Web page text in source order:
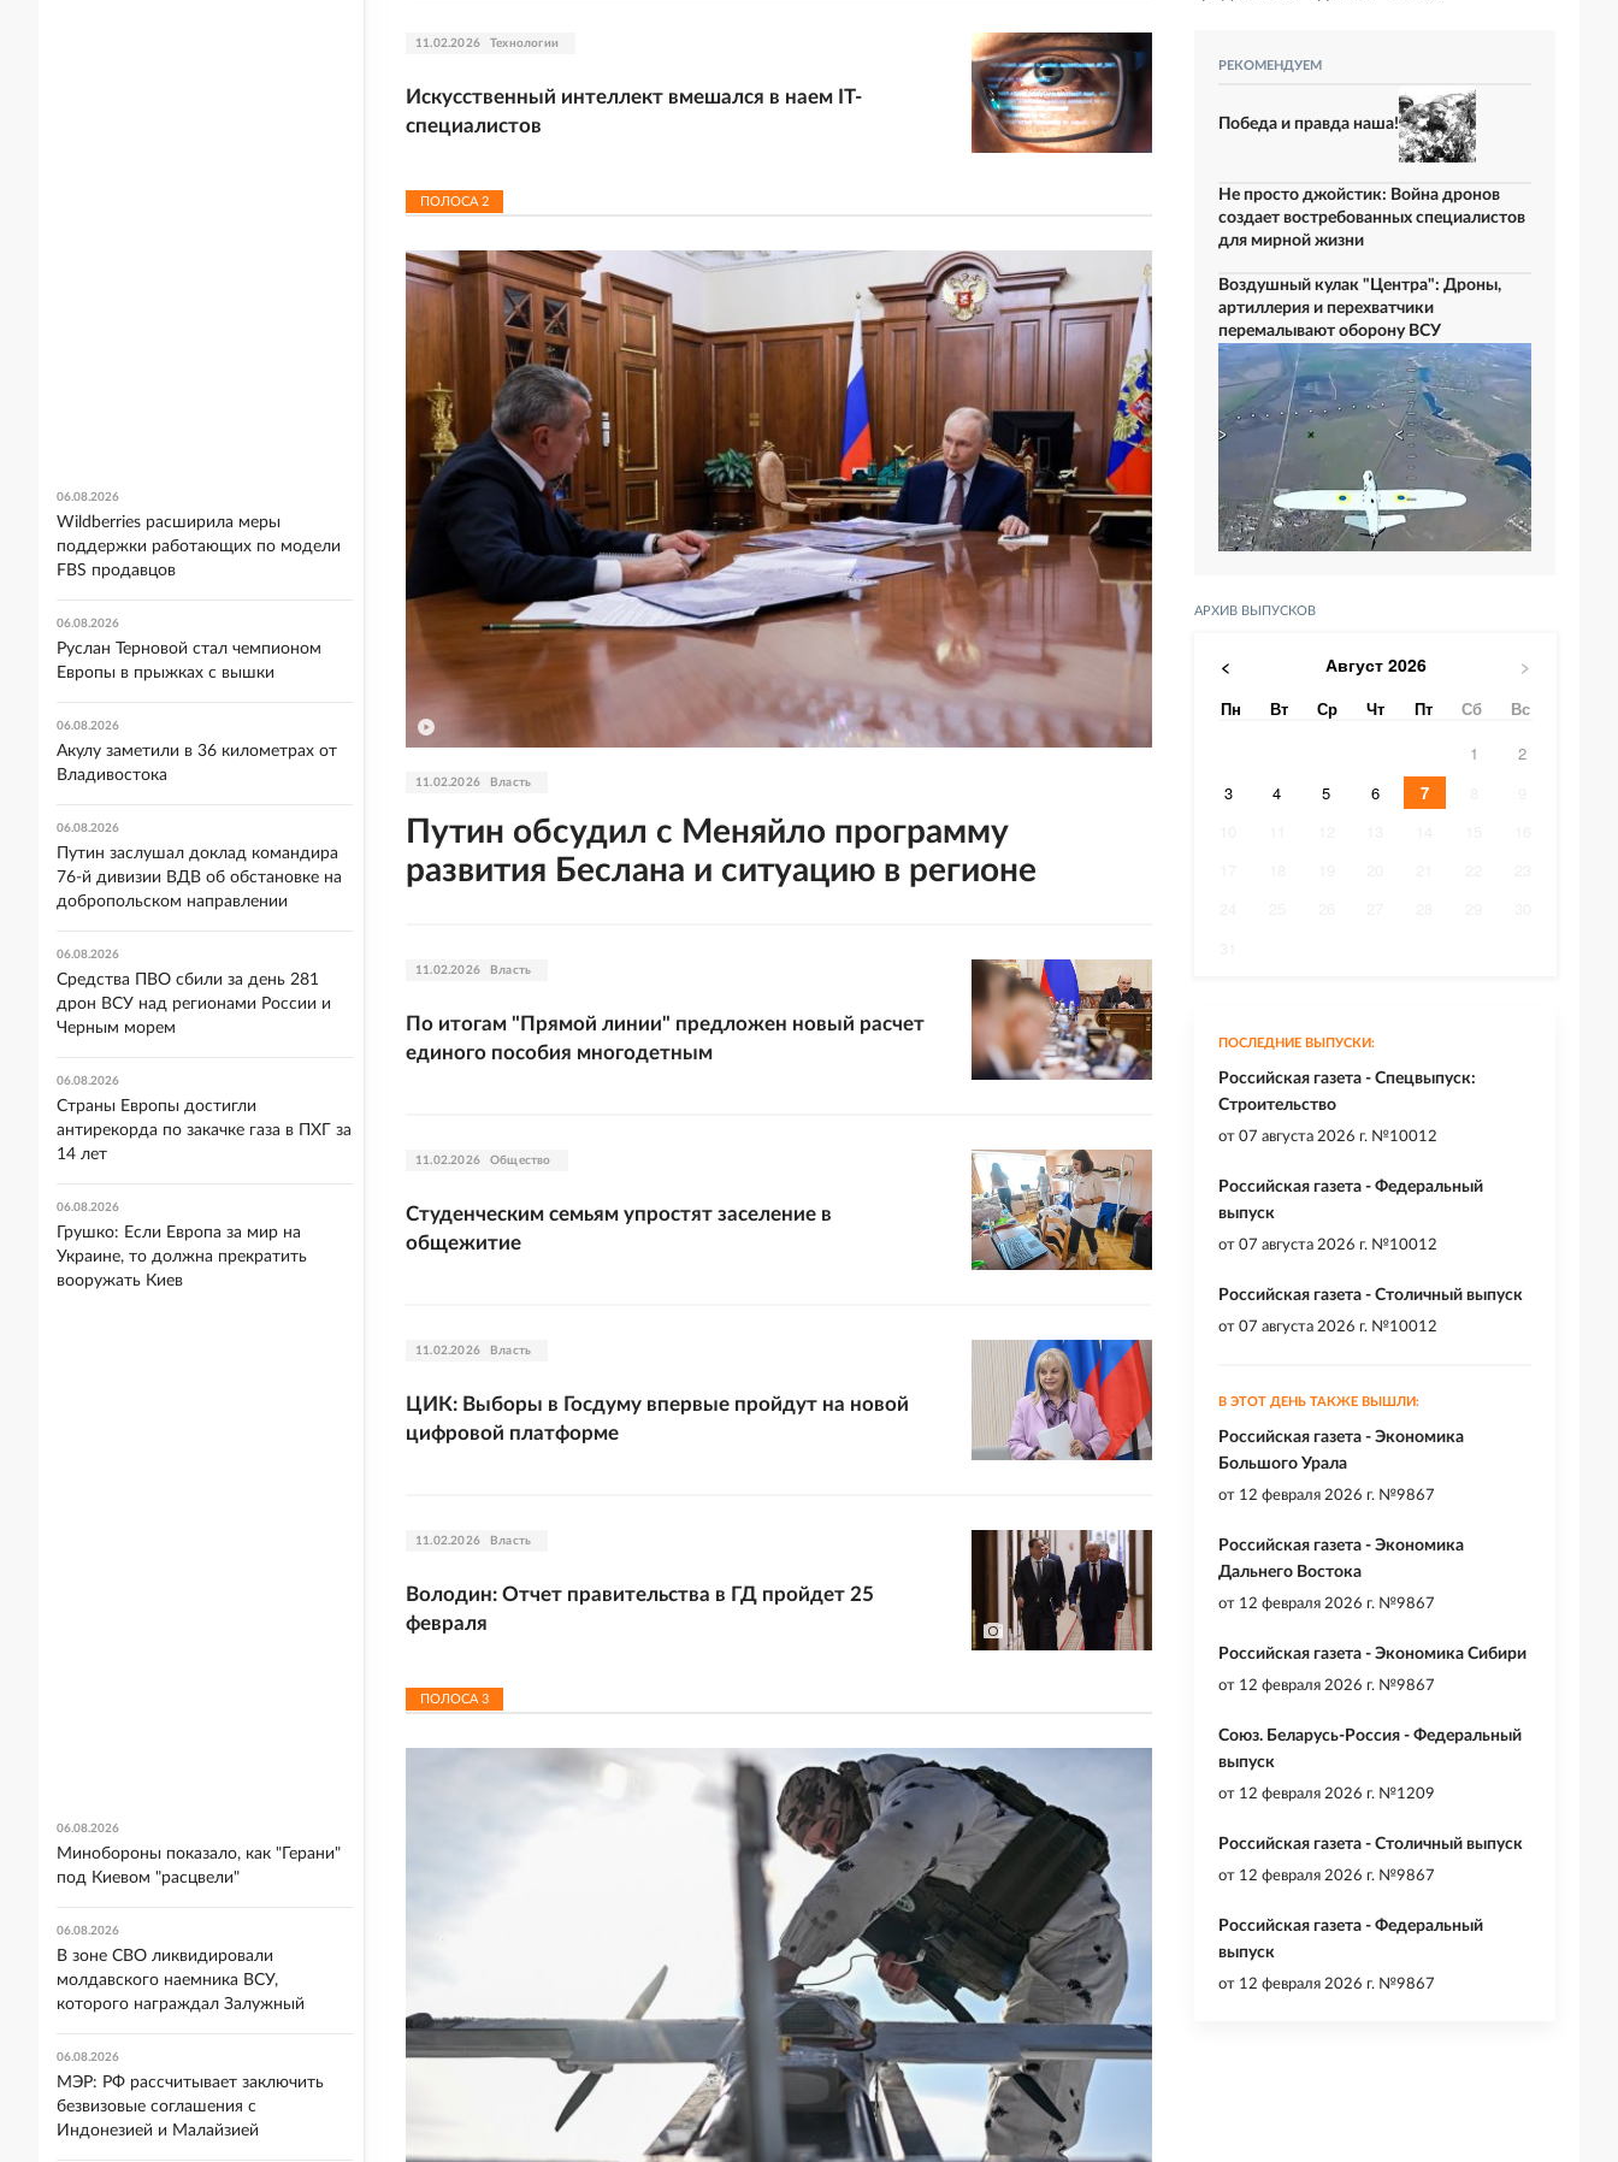
11.02.2026 Технологии
Искусственный интеллект вмешался в наем IT-
специалистов
ПОЛОСА 2
11.02.2026 Власть
Путин обсудил с Меняйло программу
развития Беслана и ситуацию в регионе
11.02.2026 Власть
По итогам "Прямой линии" предложен новый расчет
единого пособия многодетным
11.02.2026 Общество
Студенческим семьям упростят заселение в
общежитие
11.02.2026 Власть
ЦИК: Выборы в Госдуму впервые пройдут на новой
цифровой платформе
11.02.2026 Власть
Володин: Отчет правительства в ГД пройдет 25
февраля
ПОЛОСА3
РЕКОМЕНДУЕМ
Победа и правда наша!
Не просто джойстик: Война дронов
создает востребованных специалистов
для мирной жизни
Воздушный кулак "Центра": Дроны,
артиллерия и перехватчики
перемалывают оборону ВСУ
АРХИВ ВЫПУСКОВ
< Август 2026 >
Пн Вт Ср Чт Пт Сб
Вс
1
2
3
4 5 6 7
ПОСЛЕДНИЕ ВЫПУСКИ:
Российская газета - Спецвыпуск:
Строительство
от 07 августа 2026 г. №10012
Российская газета - Федеральный
выпуск
от 07 августа 2026 г. №10012
Российская газета - Столичный выпуск
от 07 августа 2026 г. №10012
В ЭТОТ ДЕНЬ ТАКЖЕ ВЫШЛИ:
Российская газета - Экономика
Большого Урала
от 12 февраля 2026 г. №9867
Российская газета - Экономика
Дальнего Востока
от 12 февраля 2026 г. №9867
Российская газета - Экономика Сибири
от 12 февраля 2026 г. №9867
Союз. Беларусь-Россия - Федеральный
выпуск
от 12 февраля 2026 г. №1209
Российская газета - Столичный выпуск
от 12 февраля 2026 г. №9867
Российская газета - Федеральный
выпуск
от 12 февраля 2026 г. №9867
06.08.2026
Wildberries расширила меры
поддержки работающих по модели
FBS продавцов
06.08.2026
Руслан Терновой стал чемпионом
Европы в прыжках с вышки
06.08.2026
Акулу заметили в 36 километрах от
Владивостока
06.08.2026
Путин заслушал доклад командира
76-й дивизии ВДВ об обстановке на
добропольском направлении
06.08.2026
Средства ПВО сбили за день 281
дрон ВСУ над регионами России и
Черным морем
06.08.2026
Страны Европы достигли
антирекорда по закачке газа в ПХГ за
14 лет
06.08.2026
Грушко: Если Европа за мир на
Украине, то должна прекратить
вооружать Киев
06.08.2026
Минобороны показало, как "Герани"
под Киевом "расцвели"
06.08.2026
В зоне СВО ликвидировали
молдавского наемника ВСУ,
которого награждал Залужный
06.08.2026
МЭР: РФ рассчитывает заключить
безвизовые соглашения с
Индонезией и Малайзией